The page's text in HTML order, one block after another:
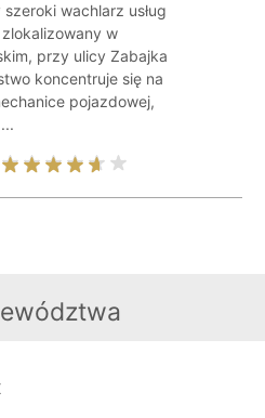
wachlarz usług
w
przy ulicy Zabajka
koncentruje się na
pojazdowej,